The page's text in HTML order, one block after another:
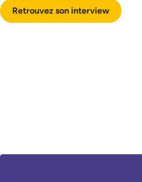
Retrouvez son interview